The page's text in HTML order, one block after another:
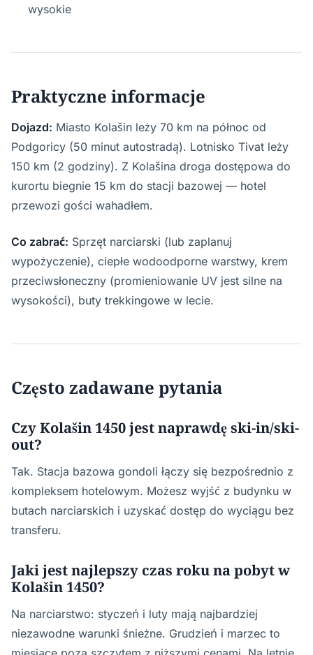
wysokie
Praktyczne informacje
Dojazd: Miasto Kolašin leży 70 km na północ od
Podgoricy (50 minut autostradą). Lotnisko Tivat leży
150 km (2 godziny). Z Kolašina droga dostępowa do
kurortu biegnie 15 km do stacji bazowej — hotel
przewozi gości wahadłem.
Co zabrać: Sprzęt narciarski (lub zaplanuj
wypożyczenie), ciepłe wodoodporne warstwy, krem
przeciwsłoneczny (promieniowanie UV jest silne na
wysokości), buty trekkingowe w lecie.
Często zadawane pytania
Czy Kolašin 1450 jest naprawdę ski-in/ski-
out?
Tak. Stacja bazowa gondoli łączy się bezpośrednio z
kompleksem hotelowym. Możesz wyjść z budynku w
butach narciarskich i uzyskać dostęp do wyciągu bez
transferu.
Jaki jest najlepszy czas roku na pobyt w
Kolašin 1450?
Na narciarstwo: styczeń i luty mają najbardziej
niezawodne warunki śnieżne. Grudzień i marzec to